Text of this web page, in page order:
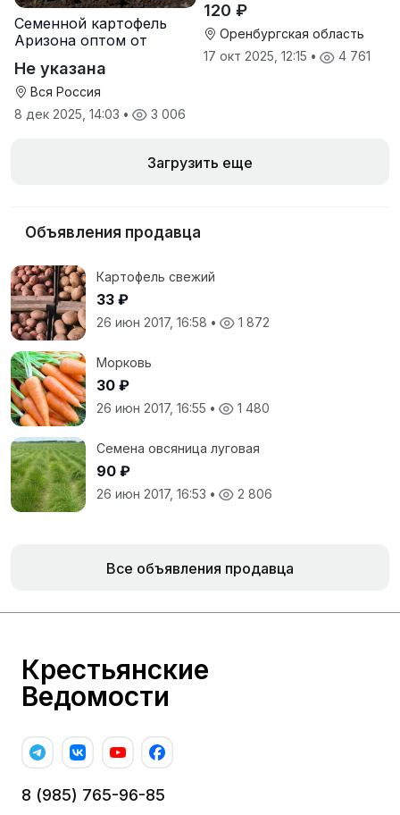
Семенной картофель
Аризона оптом от
Не указана
Вся Россия
8 дек 2025, 14:03 • 3 006
120 ₽
Оренбургская область
17 окт 2025, 12:15 • 4 761
Загрузить еще
Объявления продавца
Картофель свежий
33 ₽
26 июн 2017, 16:58 • 1 872
Морковь
30 ₽
26 июн 2017, 16:55 • 1 480
Семена овсяница луговая
90 ₽
26 июн 2017, 16:53 • 2 806
Все объявления продавца
Крестьянские
Ведомости
8 (985) 765-96-85